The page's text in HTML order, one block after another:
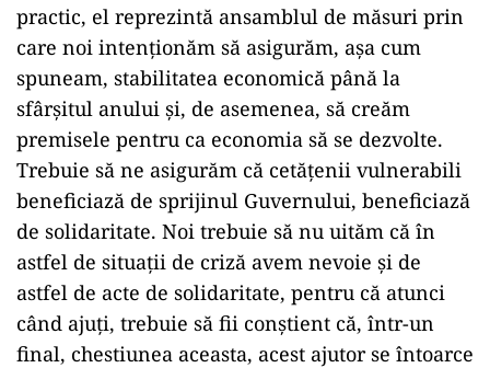
practic, el reprezintă ansamblul de măsuri prin
care noi intenţionăm să asigurăm, aşa cum
spuneam, stabilitatea economică până la
sfârşitul anului şi, de asemenea, să creăm
premisele pentru ca economia să se dezvolte.
Trebuie să ne asigurăm că cetăţenii vulnerabili
beneficiază de sprijinul Guvernului, beneficiază
de solidaritate. Noi trebuie să nu uităm că în
astfel de situaţii de criză avem nevoie şi de
astfel de acte de solidaritate, pentru că atunci
când ajuţi, trebuie să fii conştient că, într-un
final, chestiunea aceasta, acest ajutor se întoarce